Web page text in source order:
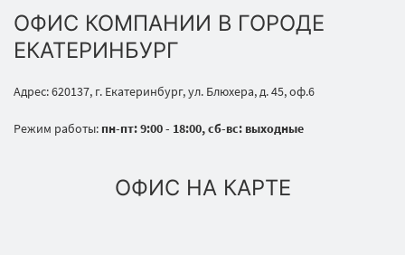
ОФИС КОМПАНИИ В ГОРОДЕ
ЕКАТЕРИНБУРГ
Адрес: 620137, г. Екатеринбург, ул. Блюхера, д. 45, оф.6
Режим работы: пн-пт: 9:00 - 18:00, сб-вс: выходные
ОФИС НА КАРТЕ